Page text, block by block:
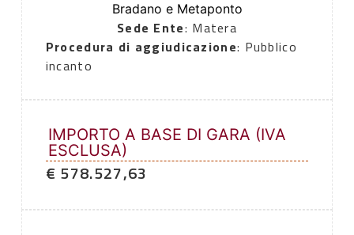
Bradano e Metaponto
Sede Ente: Matera
Procedura di aggiudicazione: Pubblico
incanto
IMPORTO A BASE DI GARA (IVA
ESCLUSA)
€ 578.527,63